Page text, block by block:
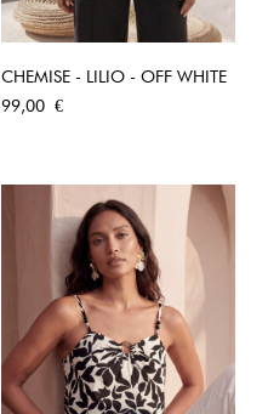
CHEMISE - LILIO - OFF WHITE
Prix
99,00 €